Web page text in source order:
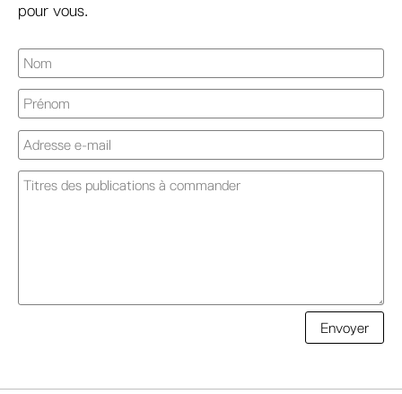
pour vous.
Envoyer